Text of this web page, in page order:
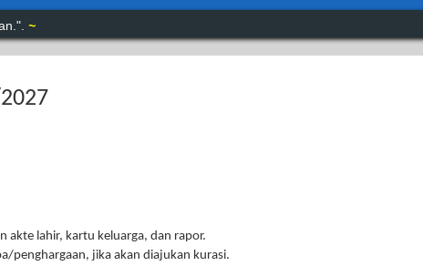
~
akte lahir, kartu keluarga, dan rapor.
penghargaan, jika akan diajukan kurasi.